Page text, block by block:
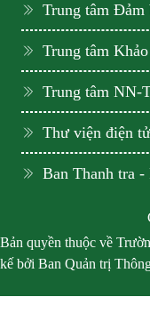
Trung tâm Đảm
Trung tâm
Trung tâm NN-
Thư viện điện tử
Ban Thanh tra -
Bản quyền thuộc về
kế bởi Ban Quản trị